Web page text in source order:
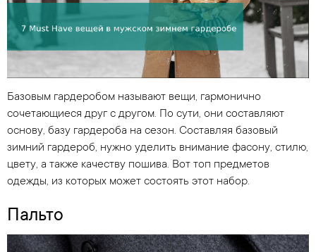
Базовым гардеробом называют вещи, гармонично
сочетающиеся друг с другом. По сути, они составляют
основу, базу гардероба на сезон. Составляя базовый
зимний гардероб, нужно уделить внимание фасону, стилю,
цвету, а также качеству пошива. Вот топ предметов
одежды, из которых может состоять этот набор.
Пальто